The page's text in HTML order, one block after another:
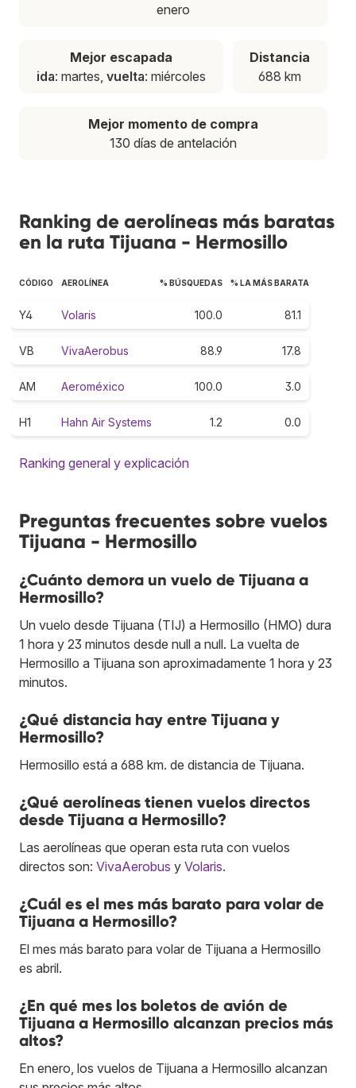
enero
Mejor escapada
ida: martes, vuelta: miércoles
Distancia
688 km
Mejor momento de compra
130 días de antelación
Ranking de aerolíneas más baratas
en la ruta Tijuana - Hermosillo
CÓDIGO AEROLÍNEA % BÚSQUEDAS % LA MÁS BARATA
Y4 Volaris 100.0 81.1
VB VivaAerobus 88.9 17.8
AM Aeroméxico 100.0 3.0
H1 Hahn Air Systems 1.2 0.0
Ranking general y explicación
Preguntas frecuentes sobre vuelos
Tijuana - Hermosillo
¿Cuánto demora un vuelo de Tijuana a
Hermosillo?
Un vuelo desde Tijuana (TIJ) a Hermosillo (HMO) dura
1 hora y 23 minutos desde null a null. La vuelta de
Hermosillo a Tijuana son aproximadamente 1 hora y 23
minutos.
¿Qué distancia hay entre Tijuana y
Hermosillo?
Hermosillo está a 688 km. de distancia de Tijuana.
¿Qué aerolíneas tienen vuelos directos
desde Tijuana a Hermosillo?
Las aerolíneas que operan esta ruta con vuelos
directos son: VivaAerobus y Volaris.
¿Cuál es el mes más barato para volar de
Tijuana a Hermosillo?
El mes más barato para volar de Tijuana a Hermosillo
es abril.
¿En qué mes los boletos de avión de
Tijuana a Hermosillo alcanzan precios más
altos?
En enero, los vuelos de Tijuana a Hermosillo alcanzan